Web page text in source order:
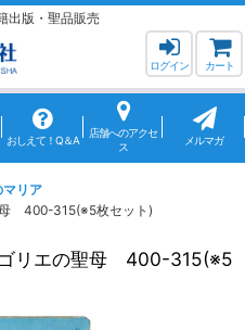
出版・聖品販売
ログイン カート
おしえて！Q＆A
店舗へのアクセ
ス
メルマガ
マリア
400-315(※5枚セット)
リエの聖母 400-315(※5